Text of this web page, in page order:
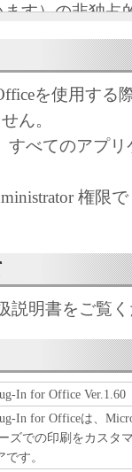
す）の非独占
様も下記条項に
」のインスト
ります。
きない場合には
本ソフトウエア
エア」を、キ
ンタ」と言い
用」とは、「
体上にインス
いて表示する
しくは実行す
ことができます
を使用する
ん。
すべてのアプ
権限
説明書をご覧
In for Office Ver.1.60
In for Officeは、
ズでの印刷をカスタ
す。